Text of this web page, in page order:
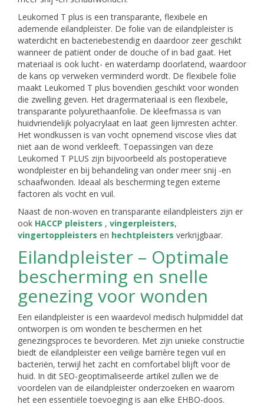
Leukomed T plus is een transparante, flexibele en
ademende eilandpleister. De folie van de eilandpleister is
waterdicht en bacteriebestendig en daardoor zeer geschikt
wanneer de patiënt onder de douche of in bad gaat. Het
materiaal is ook lucht- en waterdamp doorlatend, waardoor
de kans op verweken verminderd wordt. De flexibele folie
maakt Leukomed T plus bovendien geschikt voor wonden
die zwelling geven. Het dragermateriaal is een flexibele,
transparante polyurethaanfolie. De kleefmassa is van
huidvriendelijk polyacrylaat en laat geen lijmresten achter.
Het wondkussen is van vocht opnemend viscose vlies dat
niet aan de wond verkleeft. Toepassingen van deze
Leukomed T PLUS zijn bijvoorbeeld als postoperatieve
wondpleister en bij behandeling van onder meer snij -en
schaafwonden. Ideaal als bescherming tegen externe
factoren als vocht en vuil.
Naast de non-woven en transparante eilandpleisters zijn er
ook HACCP pleisters , vingerpleisters,
vingertoppleisters en hechtpleisters verkrijgbaar.
Eilandpleister – Optimale
bescherming en snelle
genezing voor wonden
Een eilandpleister is een waardevol medisch hulpmiddel dat
ontworpen is om wonden te beschermen en het
genezingsproces te bevorderen. Met zijn unieke constructie
biedt de eilandpleister een veilige barrière tegen vuil en
bacteriën, terwijl het zacht en comfortabel blijft voor de
huid. In dit SEO-geoptimaliseerde artikel zullen we de
voordelen van de eilandpleister onderzoeken en waarom
het een essentiële toevoeging is aan elke EHBO-doos.